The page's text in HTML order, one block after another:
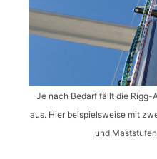
Je nach Bedarf fällt die Rigg-
aus. Hier beispielsweise mit
und